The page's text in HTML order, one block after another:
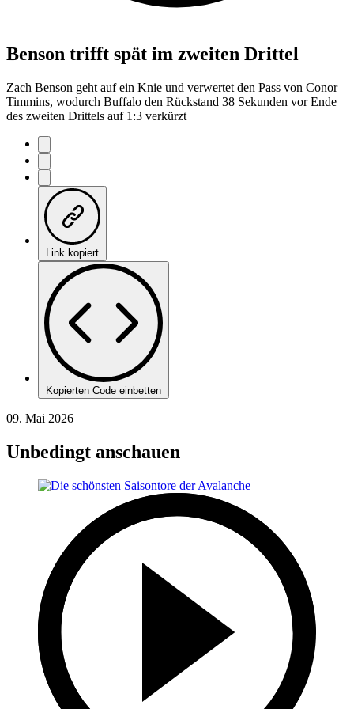
Benson trifft spät im zweiten Drittel
Zach Benson geht auf ein Knie und verwertet den Pass von Conor
Timmins, wodurch Buffalo den Rückstand 38 Sekunden vor Ende
des zweiten Drittels auf 1:3 verkürzt
Link kopiert
Kopierten Code einbetten
09. Mai 2026
Unbedingt anschauen